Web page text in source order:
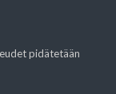
pidätetään